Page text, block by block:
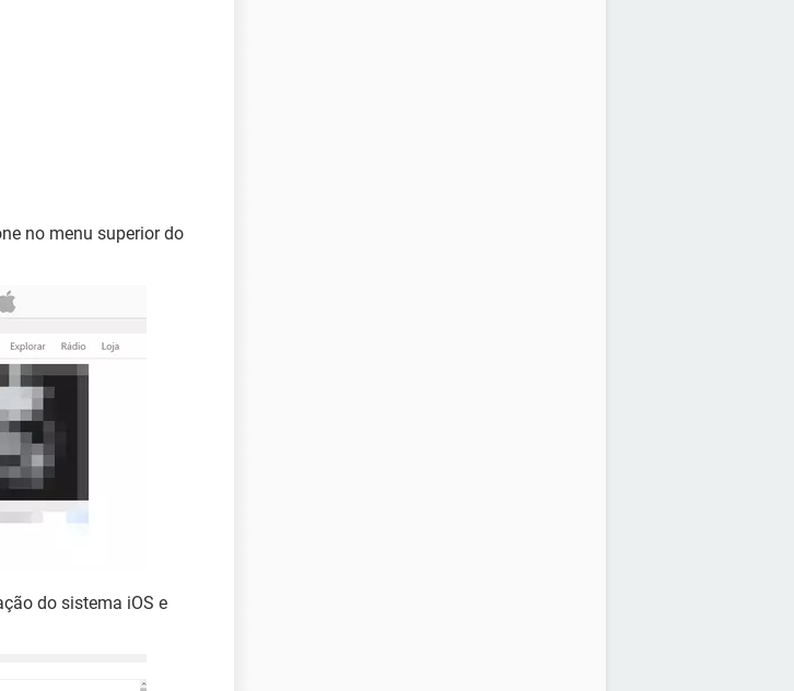
no menu superior do
do sistema iOS e